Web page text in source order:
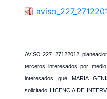
AVISO
terceros interesados por
interesados que MARIA
solicitado LICENCIA DE